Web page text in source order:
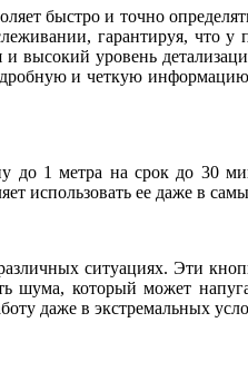
быстро и точно
гарантируя, что у
высокий уровень
и четкую
до 1 метра на срок до 30
использовать ее даже в
ситуациях. Эти
шума, который может
даже в экстремальных